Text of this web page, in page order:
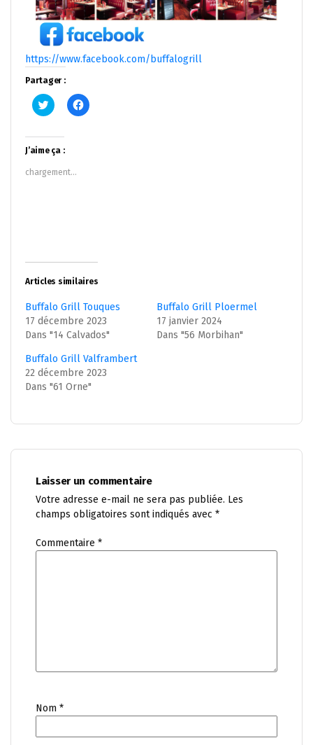
https://www.facebook.com/buffalogrill
Partager :
Cliquez
pour
Twitter(ouvre
dans
une
nouvelle
fenêtre)
Cliquez
pour
J’aime ça :
chargement…
Articles similaires
Buffalo Grill Touques
17 décembre 2023
Dans "14 Calvados"
Buffalo Grill Ploermel
17 janvier 2024
Dans "56 Morbihan"
Buffalo Grill Valframbert
22 décembre 2023
Dans "61 Orne"
Laisser un commentaire
Votre adresse e-mail ne sera pas publiée. Les
champs obligatoires sont indiqués avec *
Commentaire *
Nom *